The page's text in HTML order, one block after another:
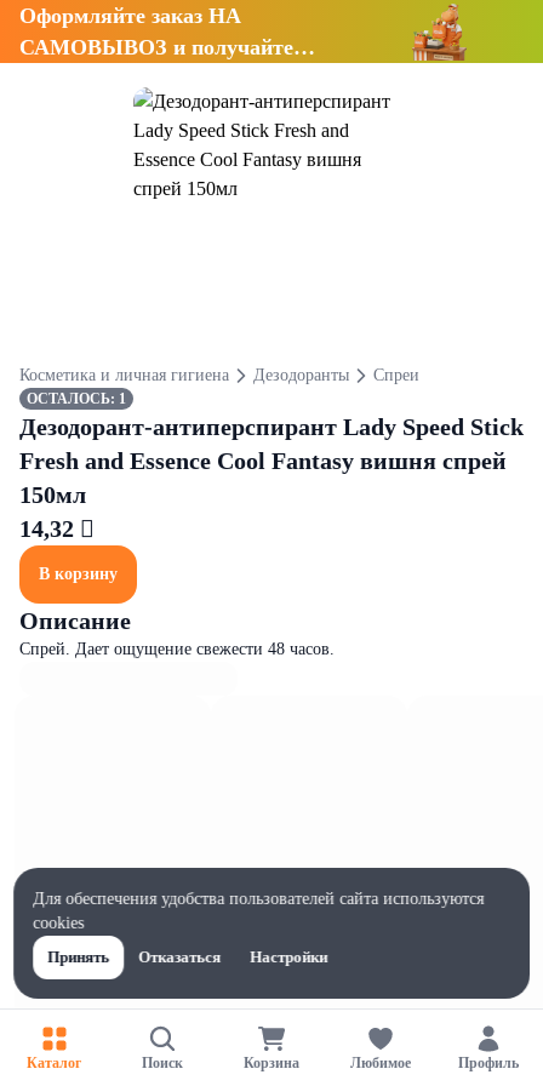
Оформляйте заказ НА
САМОВЫВОЗ и получайте
Косметика и личная гигиена Дезодоранты Спреи
ОСТАЛОСЬ: 1
Дезодорант-антиперспирант Lady Speed Stick
Fresh and Essence Cool Fantasy вишня спрей
150мл
14,32 
В корзину
Описание
Спрей. Дает ощущение свежести 48 часов.
Характеристики
Каталог Поиск Корзина Любимое Профиль
Для обеспечения удобства пользователей сайта используются
cookies
Принять
Отказаться Настройки